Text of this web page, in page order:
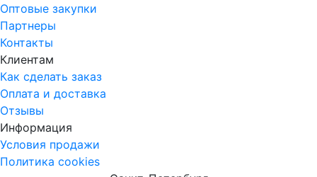
Оптовые закупки
Партнеры
Контакты
Клиентам
Как сделать заказ
Оплата и доставка
Отзывы
Информация
Условия продажи
Политика cookies